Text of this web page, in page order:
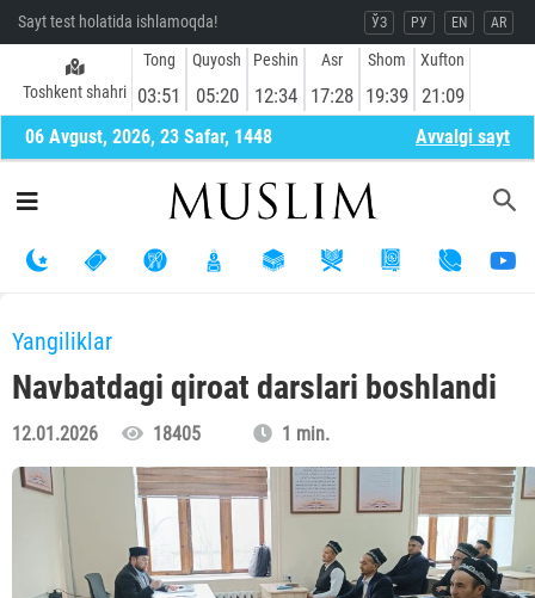
Sayt test holatida ishlamoqda! ЎЗ РУ EN AR
Toshkent shahri
Tong
03:51
Quyosh
05:20
Peshin
12:34
Asr
17:28
Shom
19:39
Xufton
21:09
06 Avgust, 2026, 23 Safar, 1448 Avvalgi sayt
Yangiliklar
Navbatdagi qiroat darslari boshlandi
12.01.2026 18405 1 min.